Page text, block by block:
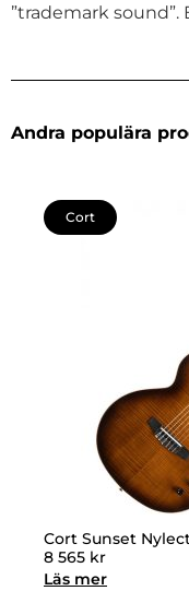
”trademark sound”.
Andra populära
Cort
Cort Sunset
8 565 kr
Läs mer